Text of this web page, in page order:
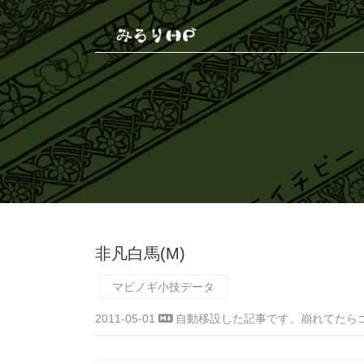
非凡白馬(M)
マビノギ小技データ
2011-05-01 自動移設した記事です。崩れてたら